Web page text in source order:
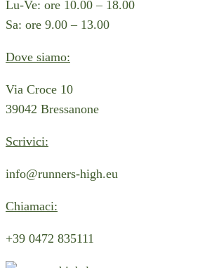
Lu-Ve: ore 10.00 – 18.00
Sa: ore 9.00 – 13.00
Dove siamo:
Via Croce 10
39042 Bressanone
Scrivici:
info@runners-high.eu
Chiamaci:
+39 0472 835111